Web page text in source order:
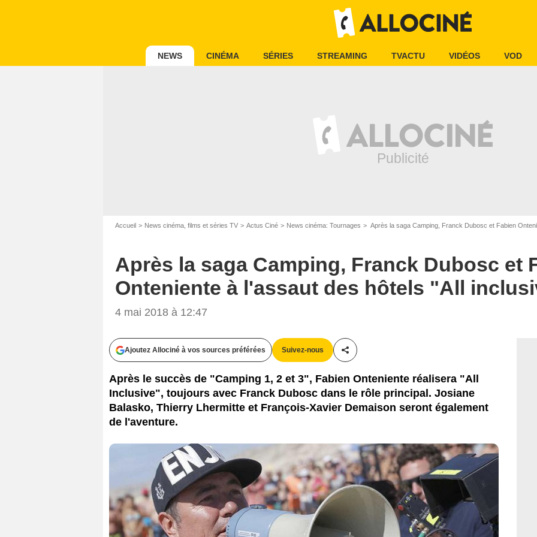
NEWS CINÉMA SÉRIES STREAMING TVACTU VIDÉOS VOD
Accueil News cinéma, films et séries TV Actus Ciné News cinéma: Tournages Après la saga Camping, Franck Dubosc et Fabien
Après la saga Camping, Franck Dubosc et
Onteniente à l'assaut des hôtels "All
4 mai 2018 à 12:47
Ajoutez Allociné à vos sources préférées Suivez-nous
Partager cet article
Après le succès de "Camping 1, 2 et 3", Fabien Onteniente réalisera "All
Inclusive", toujours avec Franck Dubosc dans le rôle principal. Josiane
Balasko, Thierry Lhermitte et François-Xavier Demaison seront également
de l'aventure.
Alain Guizard